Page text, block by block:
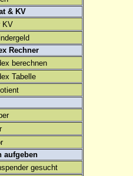
& KV
KV
Rechner
berechnen
Tabelle
aufgeben
gesucht